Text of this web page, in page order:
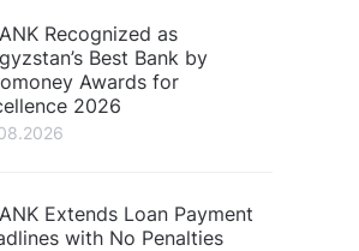
Recognized as
Best Bank by
Awards for
2026
Extends Loan Payment
with No Penalties